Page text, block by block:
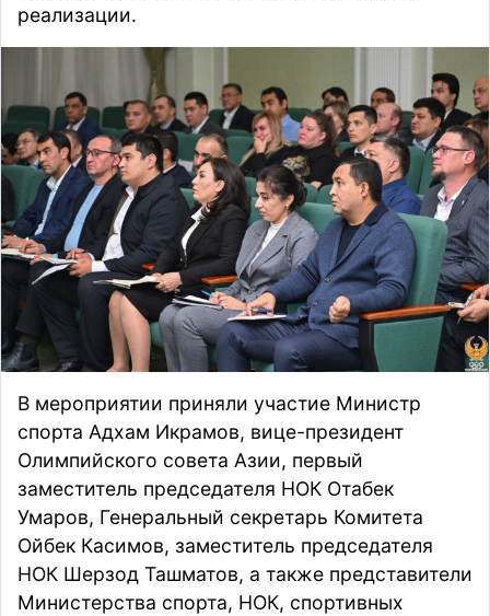
реализации.
В мероприятии приняли участие Министр
спорта Адхам Икрамов, вице-президент
Олимпийского совета Азии, первый
заместитель председателя НОК Отабек
Умаров, Генеральный секретарь Комитета
Ойбек Касимов, заместитель председателя
НОК Шерзод Ташматов, а также представители
Министерства спорта, НОК, спортивных